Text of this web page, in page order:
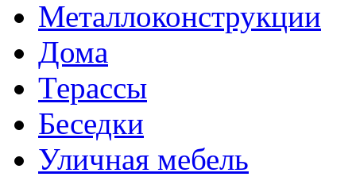
Металлоконструкции
Дома
Терассы
Беседки
Уличная мебель